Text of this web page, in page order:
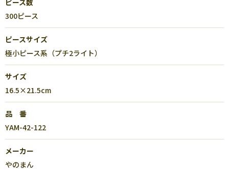
ピース数
300ピース
ピースサイズ
極小ピース系（プチ2ライト）
サイズ
16.5×21.5cm
品 番
YAM-42-122
メーカー
やのまん